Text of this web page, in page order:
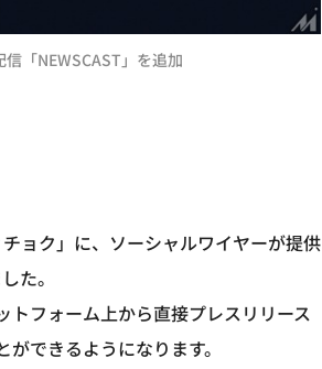
「NEWSCAST」を追加
ョク」に、ソーシャルワイヤーが提供
た。
フォーム上から直接プレスリリース
できるようになります。